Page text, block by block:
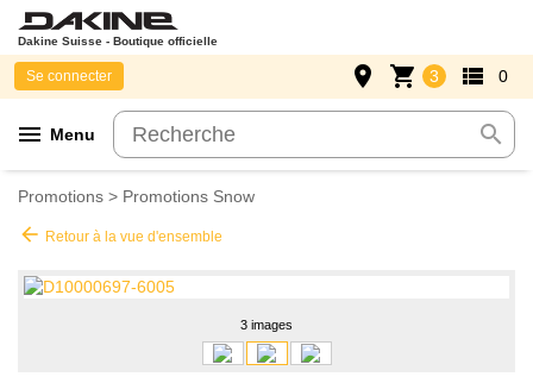
Dakine Suisse - Boutique officielle
menu Menu search
Se connecter place shopping_cart 3 view_list 0
Promotions > Promotions Snow
arrow_back Retour à la vue d'ensemble
3 images